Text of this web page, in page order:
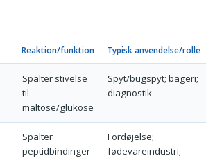
Reaktion/funktion Typisk anvendelse/rolle
Spalter stivelse
til
maltose/glukose
Spyt/bugspyt; bageri;
diagnostik
Spalter
peptidbindinger
Fordøjelse;
fødevareindustri;